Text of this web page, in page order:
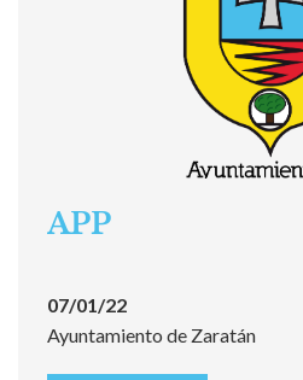
APP
07/01/22
Ayuntamiento de Zaratán